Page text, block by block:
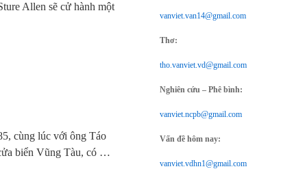
Allen sẽ cử hành một
cùng lúc với ông Táo
biển Vũng Tàu, có …
vanviet.van14@gmail.com
Thơ:
tho.vanviet.vd@gmail.com
Nghiên cứu – Phê bình:
vanviet.ncpb@gmail.com
Vấn đề hôm nay:
vanviet.vdhn1@gmail.com